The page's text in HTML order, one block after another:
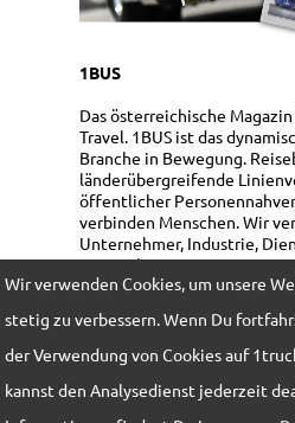
Wir verwenden Cookies, um unsere
stetig zu verbessern. Wenn Du
der Verwendung von Cookies auf
kannst den Analysedienst jederzeit
1BUS
Das österreichische
Travel. 1BUS ist das
Branche in Bewegung.
länderübergreifende
öffentlicher
verbinden Menschen. Wir
Unternehmer, Industrie,
Touristik!
Bestellung / Abo